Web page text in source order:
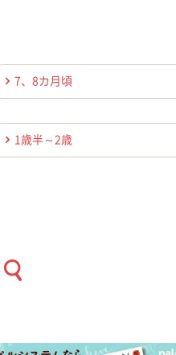
7、8カ月頃
1歳半～2歳